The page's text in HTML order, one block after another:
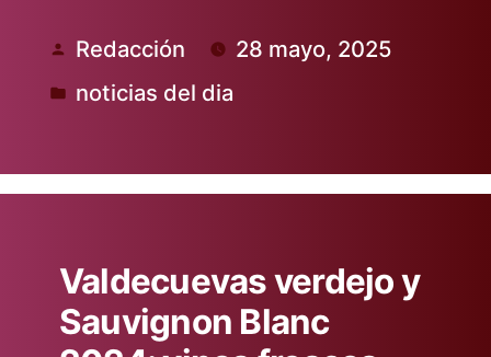
Publicado
por
Redacción 28 mayo, 2025
Publicado
noticias del dia
Valdecuevas verdejo y
Sauvignon Blanc